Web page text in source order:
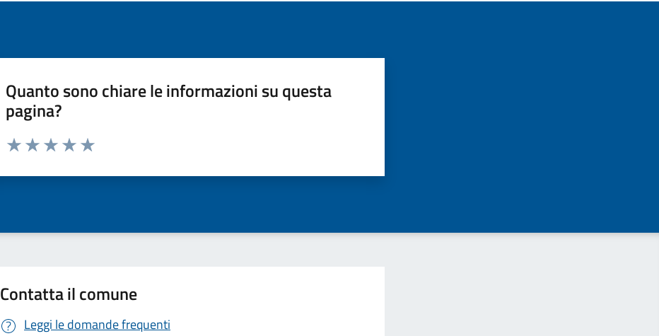
Quanto sono chiare le informazioni su questa
pagina?
Valuta da 1 a 5 stelle la pagina
Contatta il comune
Leggi le domande frequenti